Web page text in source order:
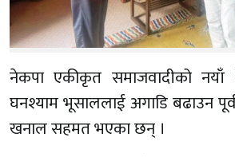
नेकपा एकीकृत समाजवादीको नयाँ
घनश्याम भूसाललाई अगाडि बढाउन
खनाल सहमत भएका छन् ।